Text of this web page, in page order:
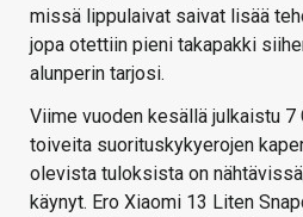
missä lippulaivat saivat lisää
jopa otettiin pieni takapakki
alunperin tarjosi.
Viime vuoden kesällä julkaistu 7
toiveita suorituskykyerojen
olevista tuloksista on
käynyt. Ero Xiaomi 13 Liten